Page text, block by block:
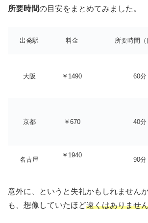
所要時間の目安をまとめてみました。
出発駅 料金 所要時間（
大阪 ￥1490 60分
京都 ￥670 40分
名古屋
￥1940
90分
意外に、というと失礼かもしれませんが
も、想像していたほど遠くはありませ